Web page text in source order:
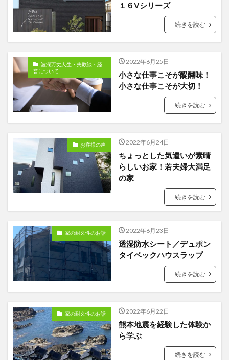
１６Vシリーズ
続きを読む
波瀾万丈人生・失敗談・経
営について
2022年6月25日
小さな仕事こそが醍醐味！
小さな仕事こそが大切！
続きを読む
お客様の声 2022年6月24日
ちょっとした気遣いが素晴
らしいお家！若夫婦大満足
の家
続きを読む
家の耐久性のお話 2022年6月23日
透湿防水シート／デュポン
タイベックハウスラップ
続きを読む
家の耐久性のお話 2022年6月22日
熊本地震を経験した体験か
ら学ぶ
続きを読む